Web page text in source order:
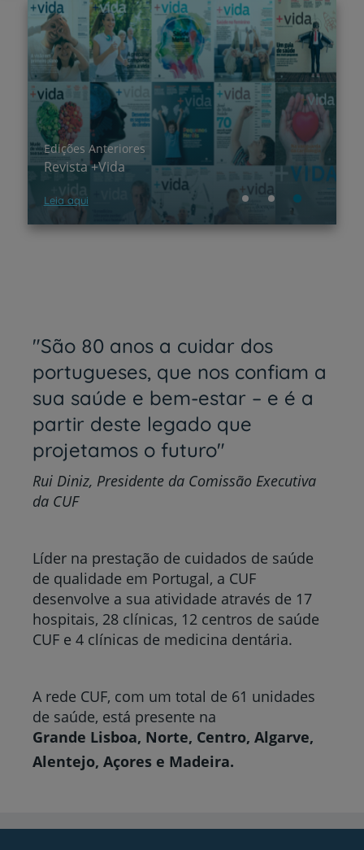
Edições Anteriores
Revista +Vida
Leia aqui
"São 80 anos a cuidar dos
portugueses, que nos confiam a
sua saúde e bem-estar – e é a
partir deste legado que
projetamos o futuro"
Rui Diniz, Presidente da Comissão Executiva
da CUF
Líder na prestação de cuidados de saúde
de qualidade em Portugal, a CUF
desenvolve a sua atividade através de 17
hospitais, 28 clínicas, 12 centros de saúde
CUF e 4 clínicas de medicina dentária.
A rede CUF, com um total de 61 unidades
de saúde, está presente na
Grande Lisboa, Norte, Centro, Algarve,
Alentejo, Açores e Madeira.